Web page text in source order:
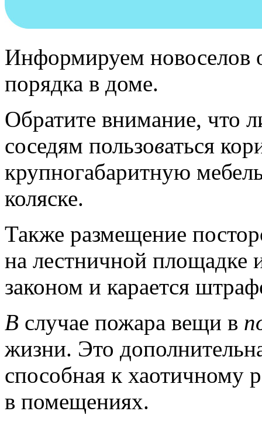
Информируем новоселов
порядка в доме.
Обратите внимание, что
соседям пользоваться
крупногабаритную
коляске.
Также размещение
на лестничной площадке
законом и карается
В случае пожара вещи в
жизни. Это
способная к хаотичному
в помещениях.